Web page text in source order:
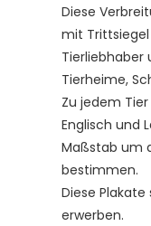
Diese
mit
Tierliebhaber
Tierheime,
Zu jedem
Englisch und
Maßstab um
bestimmen.
Diese
erwerben.